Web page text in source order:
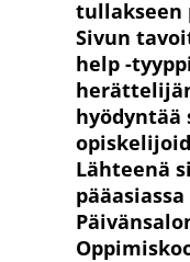
tullakseen
Sivun
help -
hyödyntää
Lähteenä